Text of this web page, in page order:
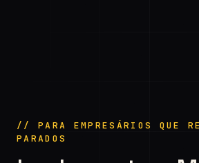
// PARA EMPRESÁRIOS QUE
PARADOS